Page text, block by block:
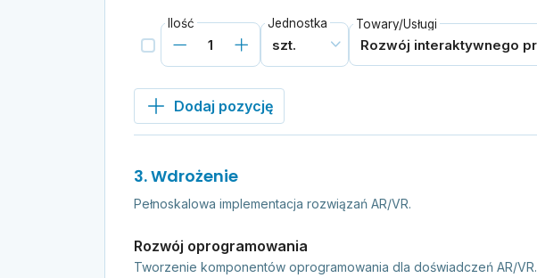
Ilość Jednostka Towary/Usługi
Dodaj pozycję
3. Wdrożenie
Pełnoskalowa implementacja rozwiązań AR/VR.
Rozwój oprogramowania
Tworzenie komponentów oprogramowania dla doświadczeń AR/VR.